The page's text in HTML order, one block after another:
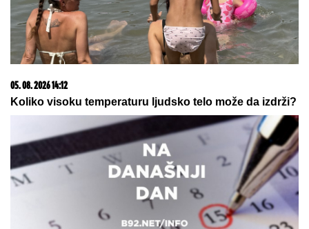
15. 07. 2026 07:44
Većina građana izgubi novac pre nego što stigne na
letovanje - ovih 7 troškova skoro niko ne planira